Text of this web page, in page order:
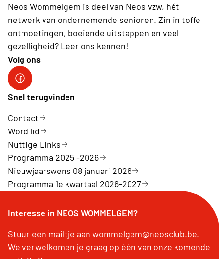
Neos Wommelgem is deel van Neos vzw, hét
netwerk van ondernemende senioren. Zin in toffe
ontmoetingen, boeiende uitstappen en veel
gezelligheid? Leer ons kennen!
Volg ons
Facebook NeosWommelgem
Snel terugvinden
Contact
Word lid
Nuttige Links
Programma 2025 -2026
Nieuwjaarswens 08 januari 2026
Programma 1e kwartaal 2026-2027
Interesse in NEOS WOMMELGEM?
Stuur een mailtje aan wommelgem@neosclub.be.
We verwelkomen je graag op één van onze komende